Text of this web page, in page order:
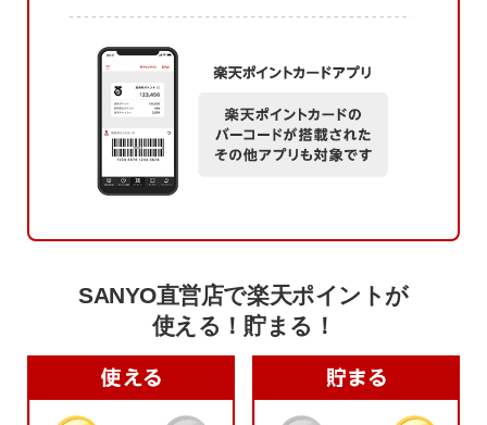
SANYO直営店で楽天ポイントが
使える！貯まる！